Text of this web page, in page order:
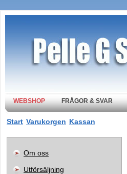
WEBSHOP FRÅGOR & SVAR
Start Varukorgen Kassan
Om oss
Utförsäljning